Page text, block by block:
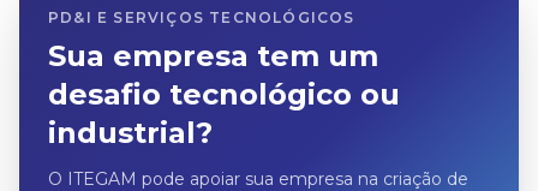
PD&I E SERVIÇOS TECNOLÓGICOS
Sua empresa tem um
desafio tecnológico ou
industrial?
O ITEGAM pode apoiar sua empresa na criação de